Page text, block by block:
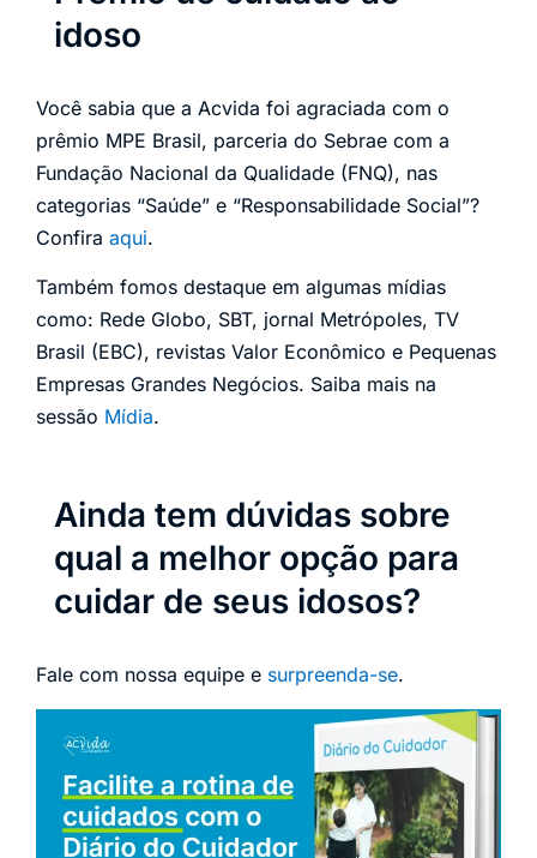
idoso
Você sabia que a Acvida foi agraciada com o
prêmio MPE Brasil, parceria do Sebrae com a
Fundação Nacional da Qualidade (FNQ), nas
categorias “Saúde” e “Responsabilidade Social”?
Confira aqui.
Também fomos destaque em algumas mídias
como: Rede Globo, SBT, jornal Metrópoles, TV
Brasil (EBC), revistas Valor Econômico e Pequenas
Empresas Grandes Negócios. Saiba mais na
sessão Mídia.
Ainda tem dúvidas sobre
qual a melhor opção para
cuidar de seus idosos?
Fale com nossa equipe e surpreenda-se.